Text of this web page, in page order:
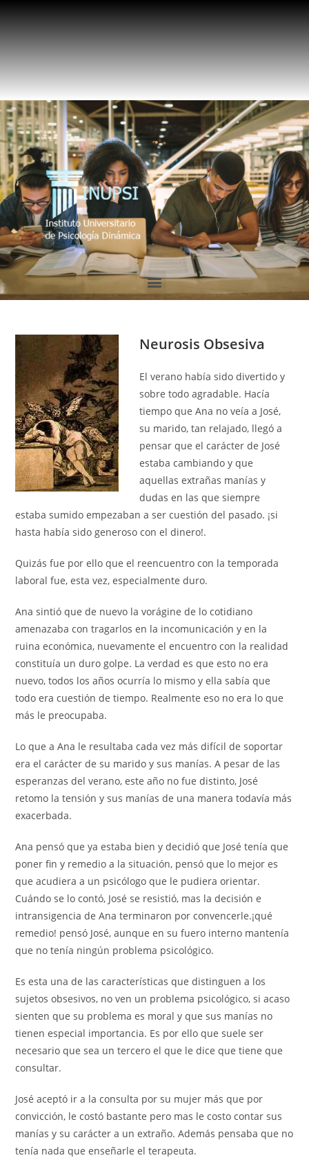
Neurosis Obsesiva
El verano había sido divertido y
sobre todo agradable. Hacía
tiempo que Ana no veía a José,
su marido, tan relajado, llegó a
pensar que el carácter de José
estaba cambiando y que
aquellas extrañas manías y
dudas en las que siempre
estaba sumido empezaban a ser cuestión del pasado. ¡si
hasta había sido generoso con el dinero!.
Quizás fue por ello que el reencuentro con la temporada
laboral fue, esta vez, especialmente duro.
Ana sintió que de nuevo la vorágine de lo cotidiano
amenazaba con tragarlos en la incomunicación y en la
ruina económica, nuevamente el encuentro con la realidad
constituía un duro golpe. La verdad es que esto no era
nuevo, todos los años ocurría lo mismo y ella sabía que
todo era cuestión de tiempo. Realmente eso no era lo que
más le preocupaba.
Lo que a Ana le resultaba cada vez más difícil de soportar
era el carácter de su marido y sus manías. A pesar de las
esperanzas del verano, este año no fue distinto, José
retomo la tensión y sus manías de una manera todavía más
exacerbada.
Ana pensó que ya estaba bien y decidió que José tenía que
poner fin y remedio a la situación, pensó que lo mejor es
que acudiera a un psicólogo que le pudiera orientar.
Cuándo se lo contó, José se resistió, mas la decisión e
intransigencia de Ana terminaron por convencerle.¡qué
remedio! pensó José, aunque en su fuero interno mantenía
que no tenía ningún problema psicológico.
Es esta una de las características que distinguen a los
sujetos obsesivos, no ven un problema psicológico, si acaso
sienten que su problema es moral y que sus manías no
tienen especial importancia. Es por ello que suele ser
necesario que sea un tercero el que le dice que tiene que
consultar.
José aceptó ir a la consulta por su mujer más que por
convicción, le costó bastante pero mas le costo contar sus
manías y su carácter a un extraño. Además pensaba que no
tenía nada que enseñarle el terapeuta.